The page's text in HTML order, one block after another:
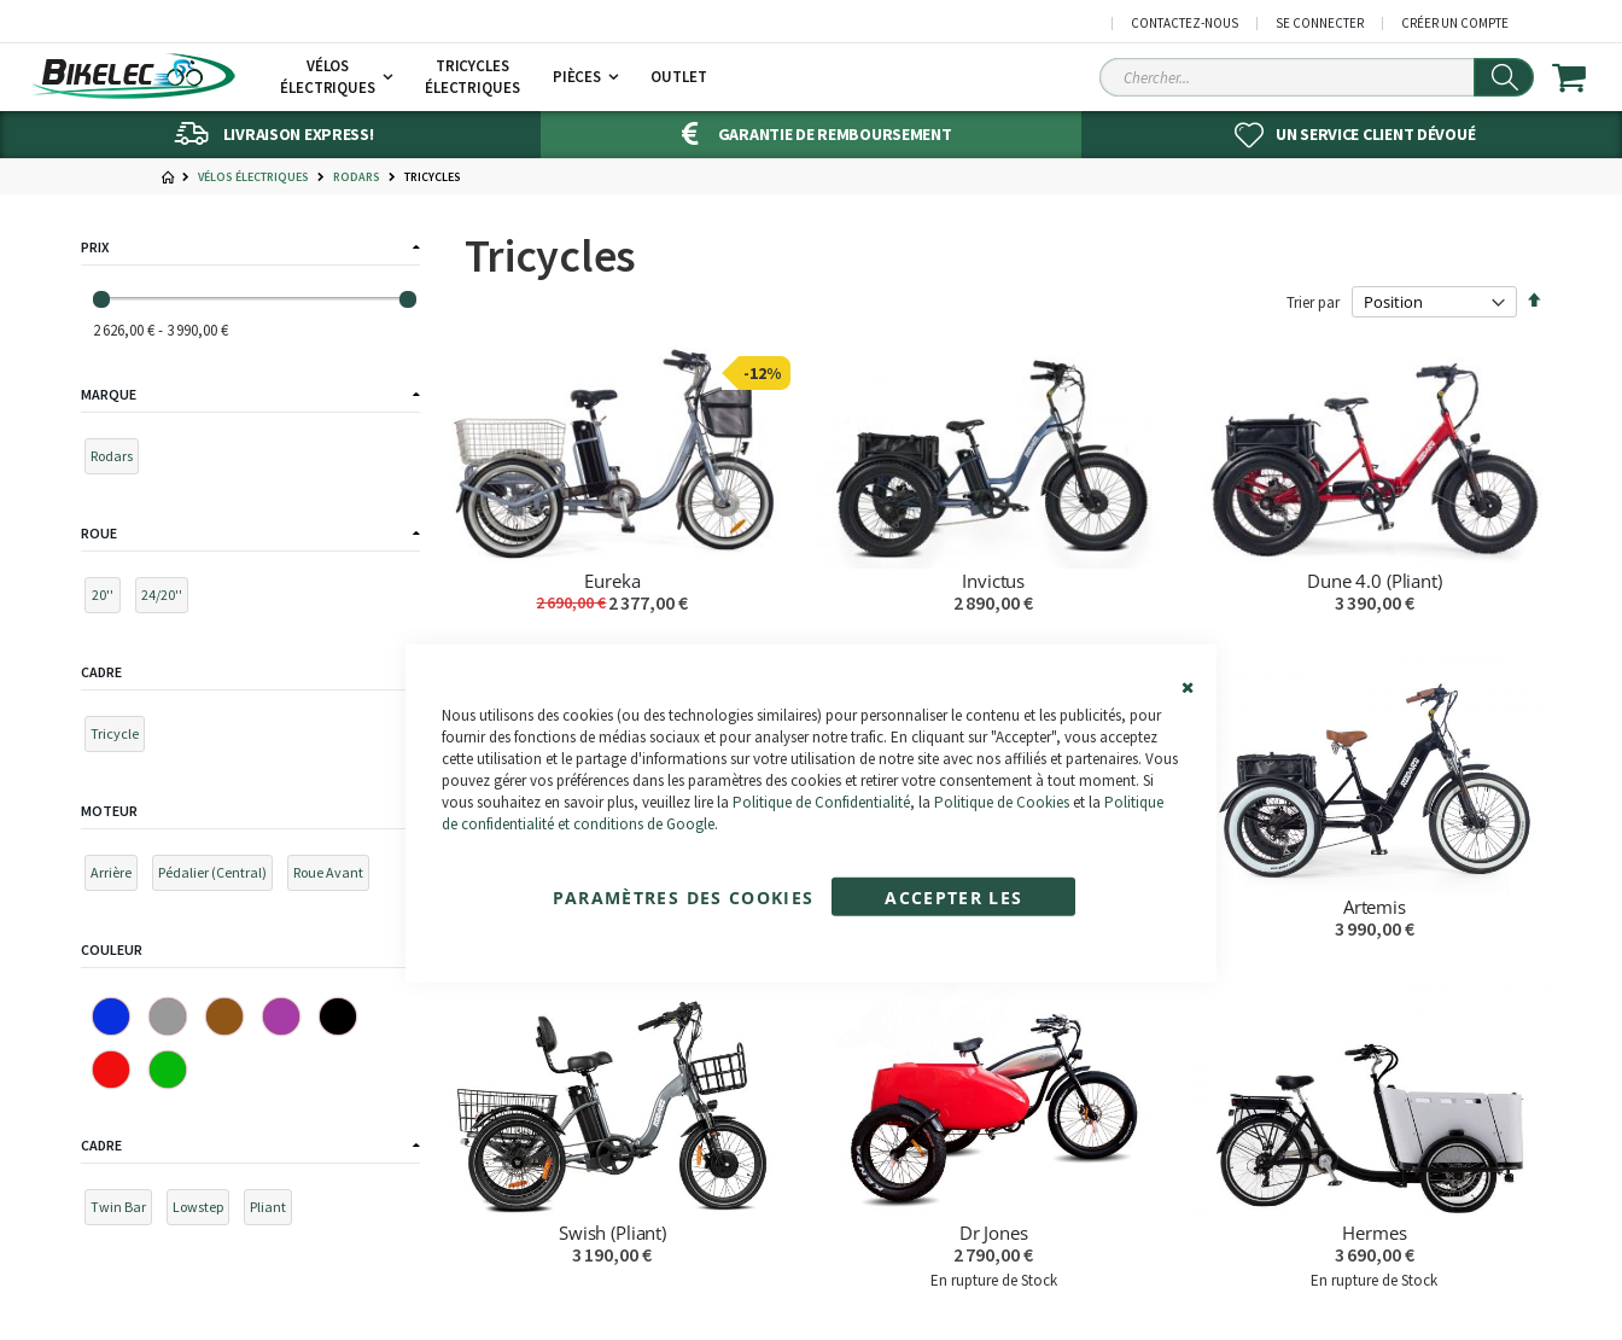
Nous utilisons des cookies (ou des technologies similaires) pour personnaliser le contenu et les publicités, pour
fournir des fonctions de médias sociaux et pour analyser notre trafic. En cliquant sur "Accepter", vous acceptez
cette utilisation et le partage d'informations sur votre utilisation de notre site avec nos affiliés et partenaires. Vous
pouvez gérer vos préférences dans les paramètres des cookies et retirer votre consentement à tout moment. Si
vous souhaitez en savoir plus, veuillez lire la Politique de Confidentialité, la Politique de Cookieset la Politique
de confidentialité et conditions de Google.
ACCEPTER LES
PARAMÈTRES DES COOKIES
CONTACTEZ-NOUS SE CONNECTER CRÉER UN COMPTE
VÉLOS
ÉLECTRIQUES
TRICYCLES
ÉLECTRIQUES
PIÈCES OUTLET Chercher
LIVRAISON EXPRESS! GARANTIE DE REMBOURSEMENT UN SERVICE CLIENT DÉVOUÉ
VÉLOS ÉLECTRIQUES RODARS TRICYCLES
Tricycles
Trier par
Par
-12%
Eureka
2 690,00 €2 377,00 €
Invictus
2 890,00 €
Dune 4.0 (Pliant)
3 390,00 €
Invictus Slim
Dune 3.0 (Pliant)
Artemis
3 990,00 €
Swish (Pliant)
3 190,00 €
Dr Jones
2 790,00 €
En rupture de Stock
Hermes
3 690,00 €
En rupture de Stock
PRIX
2 626,00 € - 3 990,00 €
MARQUE
Rodars
ROUE
20'' 24/20''
CADRE
Tricycle
MOTEUR
Arrière Pédalier (Central) Roue Avant
COULEUR
CADRE
Twin Bar Lowstep Pliant